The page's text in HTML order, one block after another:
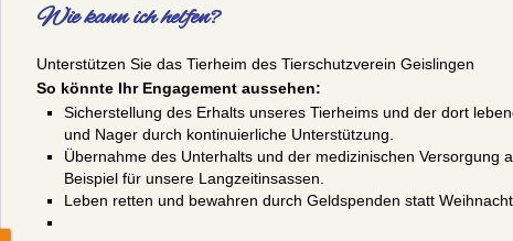
Wie kann ich helfen?
Unterstützen Sie das Tierheim des Tierschutzverein Geislingen
So könnte Ihr Engagement aussehen:
Sicherstellung des Erhalts unseres Tierheims und der dort
und Nager durch kontinuierliche Unterstützung.
Übernahme des Unterhalts und der medizinischen Versorgung
Beispiel für unsere Langzeitinsassen.
Leben retten und bewahren durch Geldspenden statt